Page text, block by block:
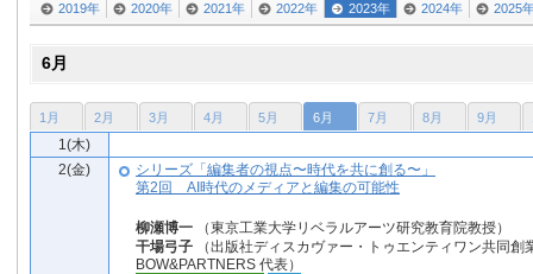
2019年
2020年 2021年 2022年 2023年 2024年 2025
6月
1月 2月 3月 4月 5月 6月 7月 8月 9月
1(木)
2(金)
シリーズ「編集者の視点〜時代を共に創る〜」
第2回 AI時代のメディアと編集の可能性
柳瀬博一 （東京工業大学リベラルアーツ研究教育院教授）
干場弓子 （出版社ディスカヴァー・トゥエンティワン共同創
BOW&PARTNERS 代表）